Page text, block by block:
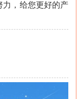
力，给您更好的产